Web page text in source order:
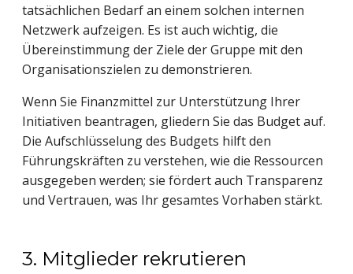
tatsächlichen Bedarf an einem solchen internen
Netzwerk aufzeigen. Es ist auch wichtig, die
Übereinstimmung der Ziele der Gruppe mit den
Organisationszielen zu demonstrieren.
Wenn Sie Finanzmittel zur Unterstützung Ihrer
Initiativen beantragen, gliedern Sie das Budget auf.
Die Aufschlüsselung des Budgets hilft den
Führungskräften zu verstehen, wie die Ressourcen
ausgegeben werden; sie fördert auch Transparenz
und Vertrauen, was Ihr gesamtes Vorhaben stärkt.
3. Mitglieder rekrutieren